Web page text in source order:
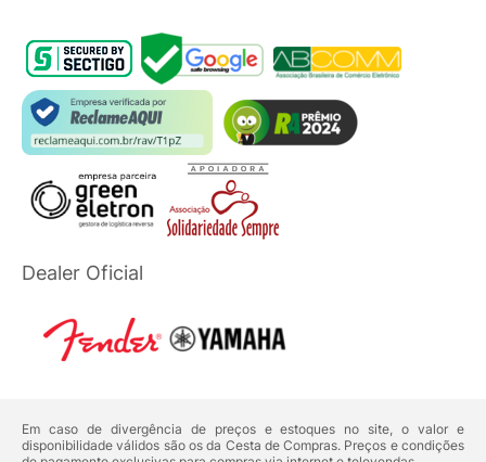
Dealer Oficial
Em caso de divergência de preços e estoques no site, o valor e
disponibilidade válidos são os da Cesta de Compras. Preços e condições